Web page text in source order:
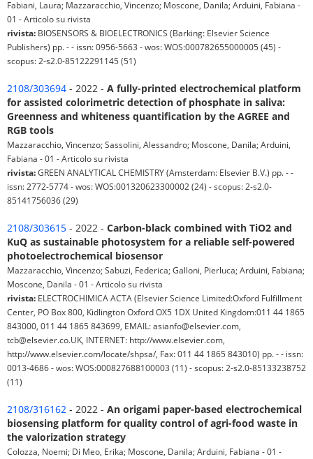
Fabiani, Laura; Mazzaracchio, Vincenzo; Moscone, Danila; Arduini, Fabiana -
01 - Articolo su rivista
rivista: BIOSENSORS & BIOELECTRONICS (Barking: Elsevier Science
Publishers) pp. - - issn: 0956-5663 - wos: WOS:000782655000005 (45) -
scopus: 2-s2.0-85122291145 (51)
2108/303694 - 2022 - A fully-printed electrochemical platform
for assisted colorimetric detection of phosphate in saliva:
Greenness and whiteness quantification by the AGREE and
RGB tools
Mazzaracchio, Vincenzo; Sassolini, Alessandro; Moscone, Danila; Arduini,
Fabiana - 01 - Articolo su rivista
rivista:GREEN ANALYTICAL CHEMISTRY (Amsterdam: Elsevier B.V.) pp. - -
issn: 2772-5774 - wos: WOS:001320623300002 (24) - scopus: 2-s2.0-
85141756036 (29)
2108/303615 - 2022 - Carbon-black combined with TiO2 and
KuQ as sustainable photosystem for a reliable self-powered
photoelectrochemical biosensor
Mazzaracchio, Vincenzo; Sabuzi, Federica; Galloni, Pierluca; Arduini, Fabiana;
Moscone, Danila - 01 - Articolo su rivista
rivista: ELECTROCHIMICA ACTA (Elsevier Science Limited:Oxford Fulfillment
Center, PO Box 800, Kidlington Oxford OX5 1DX United Kingdom:011 44 1865
843000, 011 44 1865 843699, EMAIL: asianfo@elsevier.com,
tcb@elsevier.co.UK, INTERNET: http://www.elsevier.com,
http://www.elsevier.com/locate/shpsa/, Fax: 011 44 1865 843010) pp. - - issn:
0013-4686 - wos: WOS:000827688100003 (11) - scopus: 2-s2.0-85133238752
(11)
2108/316162 - 2022 - An origami paper-based electrochemical
biosensing platform for quality control of agri-food waste in
the valorization strategy
Colozza, Noemi; Di Meo, Erika; Moscone, Danila; Arduini, Fabiana - 01 -